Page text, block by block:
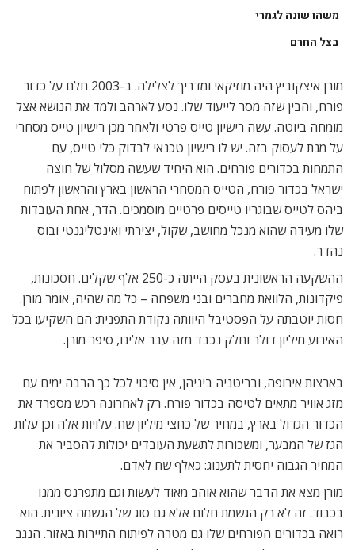
משהו שונה לגמרי
בצל החרם
מורן איצקוביץ היה מוזיקאי ומדריך לצלילה. ב-2003 חלם על כדור
פורח, והבין שזה מסר לייעוד שלו. נסע לארהב ולמד את הנושא אצל
מומחה ביוטה. עשה רישיון טייס פרטי ולאחר מכן רישיון טייס מסחרי
על מנת לעסוק בזה. יש לו רישיון טכנאי לבדוק כלי טייס, עם
התמחות בכדורים פורחים. הוא היחיד שעשה מסלול של חוצה
ישראל בכדור פורח, הטייס המסחרי הראשון בארץ והראשון לפתוח
ביהס לטייס שבוגריו טייסים פרטיים מוסמכים. הדר, אחת העובדות
שלו מעידה שהוא מנכל מחושב, שקול, יצירתי ואינטליגנטי ובוס
נהדר.
ההשקעה הראשונית בעסק הייתה כ-250 אלף שקלים. חסכונות,
פיקדונות, הלוואת מחברים ובני משפחה – כל מה שהיה, אומר מורן.
חסות יוטבתה על הפסטיבל היוותה נקודת התפנית: הם השקיעו בכל
האירוע מיליון דולר וחלק נכבד מזה עבר אלינו, סיפר מורן.
בארצות אירופה, ובריטניה ביניהן, אין סיכוי לכל כך הרבה ימים עם
מזג אוויר מתאים לטיסה בכדור פורח. רק לאחרונה רכש מספרד את
הכדור הגדול בארץ, במחיר של כחצי מיליון שח. עלויות אלה וכן עלות
הגז של המבער, ומשכורות לתשעת העובדים יכולות להסביר את
המחיר הגבוה יחסית לתענוג: כאלף שח לאדם.
מורן מצא את הדבר שהוא אוהב מאוד לעשות וגם מתפרנס ממנו
בכבוד. זה לא רק הגשמת חלום אלא גם סוג של הגשמה ציונית. הוא
רואה בכדורים הפורחים שלו גם מטרה לפיתוח התיירות באזור. הנגב